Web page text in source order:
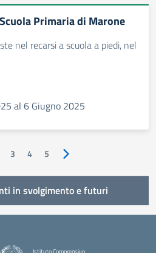
Primaria di Marone
nel recarsi a scuola a piedi, nel
al 6 Giugno 2025
3 4 5 Pagina successiva
in svolgimento e futuri
Istituto Comprensivo